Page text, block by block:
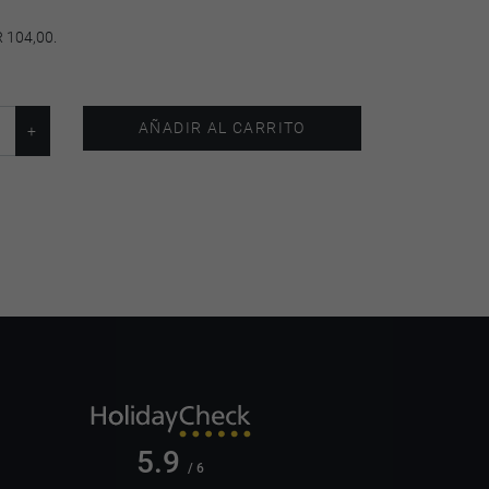
104,00.
AÑADIR AL CARRITO
5.9 / 6